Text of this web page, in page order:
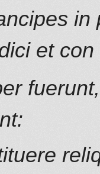
et con